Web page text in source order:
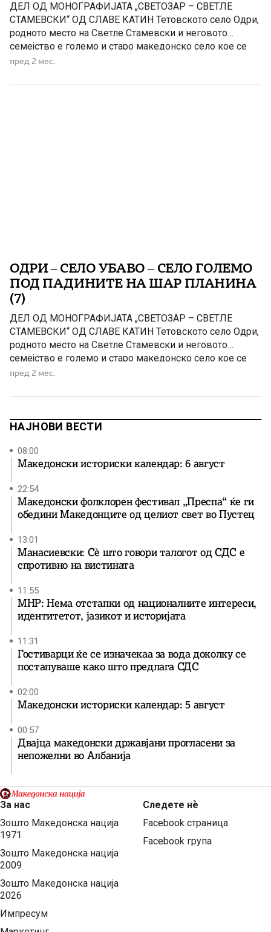
ДЕЛ ОД МОНОГРАФИЈАТА „СВЕТОЗАР – СВЕТЛЕ
СТАМЕВСКИ“ ОД СЛАВЕ КАТИН Тетовското село Одри,
родното место на Светле Стамевски и неговото
семејство е големо и старо македонско село кое се
наоѓасреде полошката убавина. Тоа е вгнездено
се гради, се развива, се шири со албанско население и
пред 2 мес.
ОДРИ – СЕЛО УБАВО – СЕЛО ГОЛЕМО
ПОД ПАДИНИТЕ НА ШАР ПЛАНИНА
(7)
ДЕЛ ОД МОНОГРАФИЈАТА „СВЕТОЗАР – СВЕТЛЕ
СТАМЕВСКИ“ ОД СЛАВЕ КАТИН Тетовското село Одри,
родното место на Светле Стамевски и неговото
семејство е големо и старо македонско село кое се
наоѓасреде полошката убавина. Тоа е вгнездено
се гради, се развива, се шири со албанско население и
пред 2 мес.
НАЈНОВИ ВЕСТИ
08:00
Македонски историски календар: 6 август
22:54
Македонски фолклорен фестивал „Преспа“ ќе ги
обедини Македонците од целиот свет во Пустец
13:01
Манасиевски: Сè што говори талогот од СДС е
спротивно на вистината
11:55
МНР: Нема отстапки од националните интереси,
идентитетот, јазикот и историјата
11:31
Гостиварци ќе се изначекаа за вода доколку се
постапуваше како што предлага СДС
02:00
Македонски историски календар: 5 август
00:57
Двајца македонски државјани прогласени за
непожелни во Албанија
За нас
Зошто Македонска нација
1971
Зошто Македонска нација
2009
Зошто Македонска нација
2026
Импресум
Следете нѐ
Facebook страница
Facebook група